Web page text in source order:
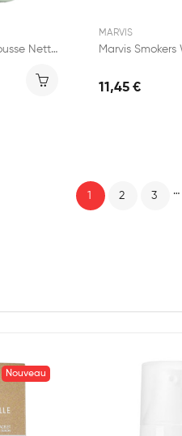
Lierac La Mousse Nettoyante 150ml
MARVIS
11,45 €
1 2 3 …
Nouveau